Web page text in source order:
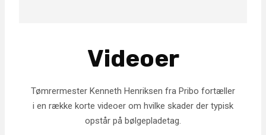
Videoer
Tømrermester Kenneth Henriksen fra Pribo fortæller
i en række korte videoer om hvilke skader der typisk
opstår på bølgepladetag.